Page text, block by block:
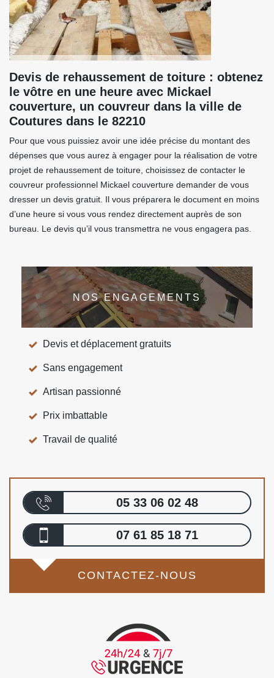
Devis de rehaussement de toiture : obtenez
le vôtre en une heure avec Mickael
couverture, un couvreur dans la ville de
Coutures dans le 82210
Pour que vous puissiez avoir une idée précise du montant des
dépenses que vous aurez à engager pour la réalisation de votre
projet de rehaussement de toiture, choisissez de contacter le
couvreur professionnel Mickael couverture demander de vous
dresser un devis gratuit. Il vous préparera le document en moins
d’une heure si vous vous rendez directement auprès de son
bureau. Le devis qu’il vous transmettra ne vous engagera pas.
NOS ENGAGEMENTS
Devis et déplacement gratuits
Sans engagement
Artisan passionné
Prix imbattable
Travail de qualité
05 33 06 02 48
07 61 85 18 71
CONTACTEZ-NOUS